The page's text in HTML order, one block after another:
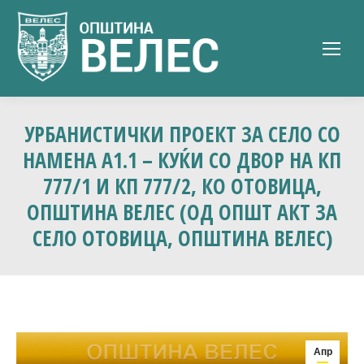
УРБАНИСТИЧКИ ПРОЕКТ ЗА СЕЛО СО
НАМЕНА А1.1 – КУЌИ СО ДВОР НА КП
777/1 И КП 777/2, КО ОТОВИЦА,
ОПШТИНА ВЕЛЕС (ОД ОПШТ АКТ ЗА
СЕЛО ОТОВИЦА, ОПШТИНА ВЕЛЕС)
Апр